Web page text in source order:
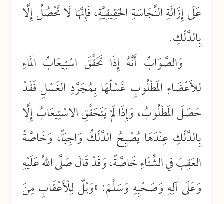
عَلَى إِزَالَةِ النَّجَاسَةِ الحَقِيقِيَّةِ، فَإِنَّهَا لَا تَحْصُلُ إِلَّا
بِالدَّلْكِ.
وَالصَّوَابُ أَنَّهُ إِذَا تَحَقَّقَ اسْتِيعَابُ المَاءِ
للأَعْضَاءِ المَطْلُوبِ غَسْلُهَا بِمُجَرَّدِ الغَسْلِ فَقَدْ
حَصَلَ المَطْلُوبُ، وَإِذَا لَمْ يَتَحَقَّقِ الاسْتِيعَابُ إِلَّا
بِالدَّلْكِ عِنْدَهَا يُصْبِحُ الدَّلْكُ وَاجِبَاً، وَخَاصَّةً
العَقِبَ في الشِّتَاءِ خَاصَّةً، وَقَدْ قَالَ صَلَّى اللهُ عَلَيْهِ
وَعَلَى آلِهِ وَصَحْبِهِ وَسَلَّمَ: «وَيْلٌ لِلْأَعْقَابِ مِنَ